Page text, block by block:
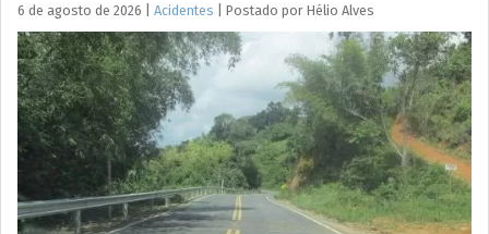
6 de agosto de 2026 Acidentes Postado por Hélio Alves